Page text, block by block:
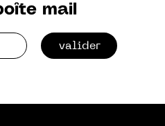
mail
valider